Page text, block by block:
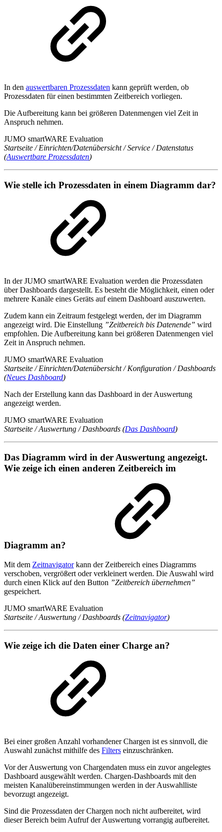
In den auswertbaren Prozessdaten kann geprüft werden, ob
Prozessdaten für einen bestimmten Zeitbereich vorliegen.
Die Aufbereitung kann bei größeren Datenmengen viel Zeit in
Anspruch nehmen.
JUMO smartWARE Evaluation
Startseite / Einrichten/Datenübersicht / Service / Datenstatus
(Auswertbare Prozessdaten)
Wie stelle ich Prozessdaten in einem Diagramm dar?
In der JUMO smartWARE Evaluation werden die Prozessdaten
über Dashboards dargestellt. Es besteht die Möglichkeit, einen oder
mehrere Kanäle eines Geräts auf einem Dashboard auszuwerten.
Zudem kann ein Zeitraum festgelegt werden, der im Diagramm
angezeigt wird. Die Einstellung ”Zeitbereich bis Datenende” wird
empfohlen. Die Aufbereitung kann bei größeren Datenmengen viel
Zeit in Anspruch nehmen.
JUMO smartWARE Evaluation
Startseite / Einrichten/Datenübersicht / Konfiguration / Dashboards
(Neues Dashboard)
Nach der Erstellung kann das Dashboard in der Auswertung
angezeigt werden.
JUMO smartWARE Evaluation
Startseite / Auswertung / Dashboards (Das Dashboard)
Das Diagramm wird in der Auswertung angezeigt.
Wie zeige ich einen anderen Zeitbereich im
Diagramm an?
Mit dem Zeitnavigatorkann der Zeitbereich eines Diagramms
verschoben, vergrößert oder verkleinert werden. Die Auswahl wird
durch einen Klick auf den Button ”Zeitbereich übernehmen”
gespeichert.
JUMO smartWARE Evaluation
Startseite / Auswertung / Dashboards (Zeitnavigator)
Wie zeige ich die Daten einer Charge an?
Bei einer großen Anzahl vorhandener Chargen ist es sinnvoll, die
Auswahl zunächst mithilfe des Filters einzuschränken.
Vor der Auswertung von Chargendaten muss ein zuvor angelegtes
Dashboard ausgewählt werden. Chargen-Dashboards mit den
meisten Kanalübereinstimmungen werden in der Auswahlliste
bevorzugt angezeigt.
Sind die Prozessdaten der Chargen noch nicht aufbereitet, wird
dieser Bereich beim Aufruf der Auswertung vorrangig aufbereitet.